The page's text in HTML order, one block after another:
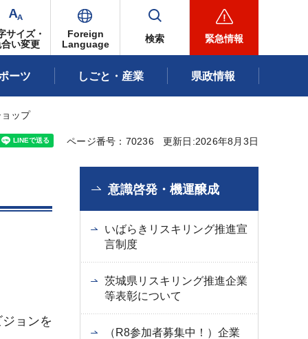
サイズ・
い変更
Foreign
Language
検索 緊急情報
ーツ しごと・産業 県政情報
ップ
ページ番号：70236 更新日:2026年8月3日
ョンを
意識啓発・機運醸成
いばらきリスキリング推進宣
言制度
茨城県リスキリング推進企業
等表彰について
（R8参加者募集中！）企業